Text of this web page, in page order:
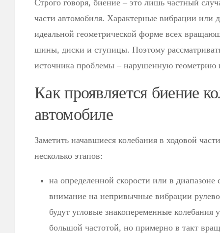
Строго говоря, биение – это лишь частный
части автомобиля. Характерные вибрации или
идеальной геометрической форме всех
шины, диски и ступицы. Поэтому
источника проблемы – нарушенную геометрию
Как проявляется биение
автомобиле
Заметить начавшиеся колебания в ходовой
несколько этапов:
на определенной скорости или в диапазоне
внимание на непривычные вибрации
будут угловые знакопеременные колебания
большой частотой, но примерно в такт